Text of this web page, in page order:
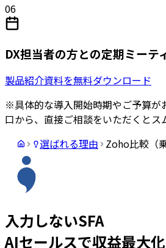
06
DX担当者の方との定期ミーテ
製品紹介資料を無料ダウンロード
※具体的な導入開始時期やご予算が
口から、直接ご相談をいただくとス
選ばれる理由 Zoho比較（乗
入力しないSFA
AIセールスで収益最大化